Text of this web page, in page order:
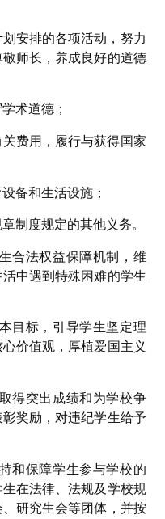
划安排的各项活动，努力
师长，养成良好的道德
术道德；
关费用，履行与获得国家
备和生活设施；
制度规定的其他义务。
合法权益保障机制，维
中遇到特殊困难的学生
目标，引导学生坚定理
价值观，厚植爱国主义
得突出成绩和为学校争
奖励，对违纪学生给予
和保障学生参与学校的
在法律、法规及学校规
研究生会等团体，并按